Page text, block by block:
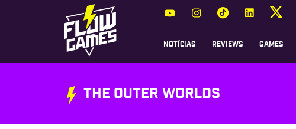
NOTÍCIAS REVIEWS GAMES
THE OUTER WORLDS